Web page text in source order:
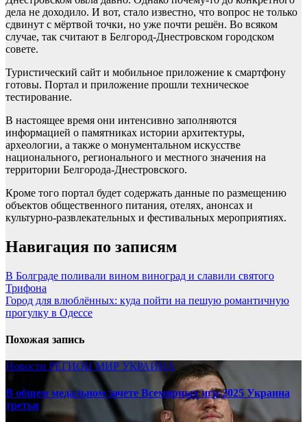
дела не доходило. И вот, стало известно, что вопрос не только
сдвинут с мёртвой точки, но уже почти решён. Во всяком
случае, так считают в Белгород-Днестровском городском
совете.
Туристический сайт и мобильное приложение к смартфону
готовы. Портал и приложение прошли техническое
тестирование.
В настоящее время они интенсивно заполняются
информацией о памятниках истории архитектуры,
археологии, а также о монументальном искусстве
национального, регионального и местного значения на
территории Белгорода-Днестровского.
Кроме того портал будет содержать данные по размещению
объектов общественного питания, отелях, анонсах и
культурно-развлекательных и фестивальных мероприятиях.
Навигация по записям
В Болграде поливали вином виноград и славили святого
Трифона
Город для влюблённых: куда пойти на пешую романтичную
прогулку в Одессе
Похожая запись
Новости РЕГИОНМИР УКРАИНА
В общем медальном зачете Всемирных игр-2025 Украина
третья